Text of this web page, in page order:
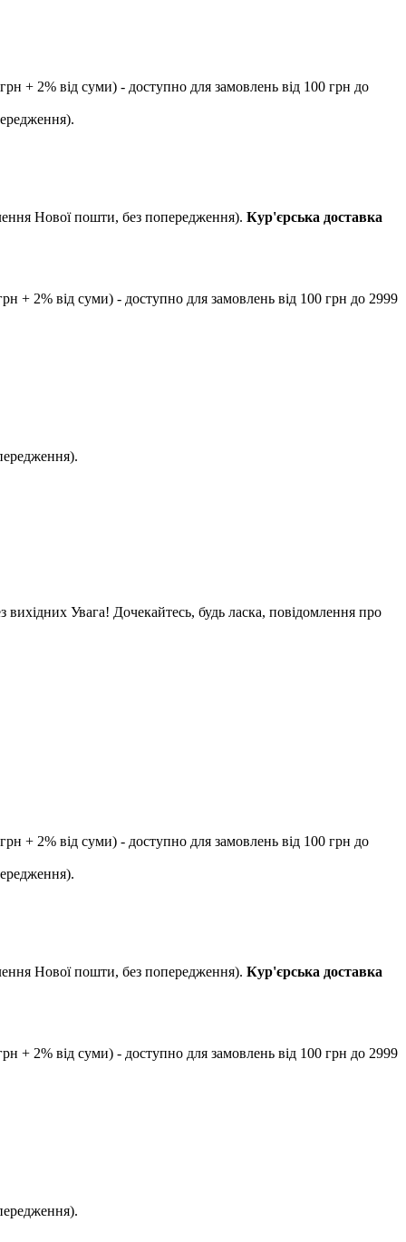
+ 2% від суми) - доступно для замовлень від 100 грн до
Нової пошти, без попередження). Кур'єрська доставка
+ 2% від суми) - доступно для замовлень від 100 грн до 2999
Увага! Дочекайтесь, будь ласка, повідомлення про
+ 2% від суми) - доступно для замовлень від 100 грн до
Нової пошти, без попередження). Кур'єрська доставка
+ 2% від суми) - доступно для замовлень від 100 грн до 2999